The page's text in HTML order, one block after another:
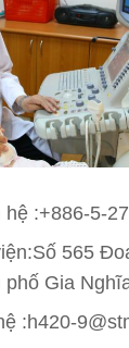
:+886-5-
565
Gia
:h420-